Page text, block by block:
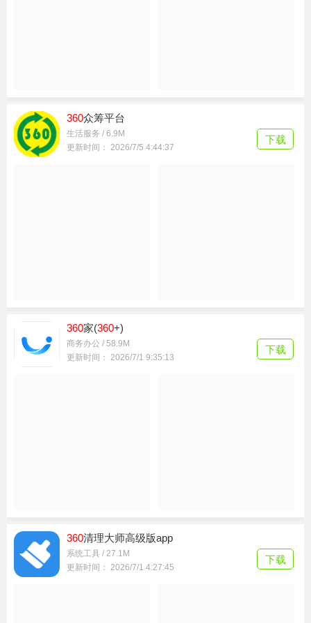
360来电卫士
生活服务 / 7.9M
更新时间： 2026/7/6 12:08:02
下载
360众筹平台
生活服务 / 6.9M
更新时间： 2026/7/5 4:44:37
下载
360家(360+)
商务办公 / 58.9M
更新时间： 2026/7/1 9:35:13
下载